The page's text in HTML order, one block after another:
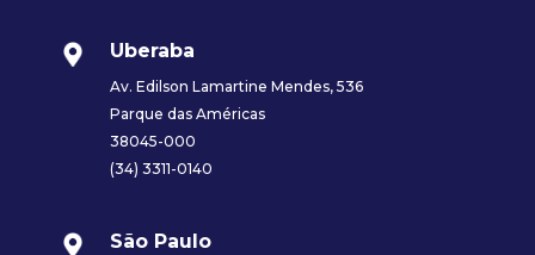
Uberaba
Av. Edilson Lamartine Mendes, 536
Parque das Américas
38045-000
(34) 3311-0140
São Paulo